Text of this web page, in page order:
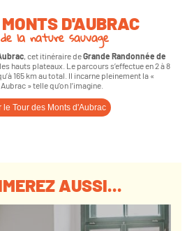
D'AUBRAC
la nature sauvage
, cet itinéraire deGrande Randonnée de
hauts plateaux. Le parcours s’effectue en 2 à 8
165 km au total. Il incarne pleinement la «
» telle qu’on l’imagine.
le Tour des Monts d'Aubrac
AUSSI...